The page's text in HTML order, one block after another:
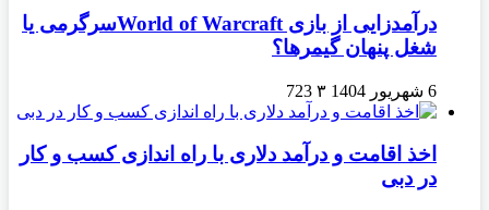
درآمدزایی از بازی World of Warcraftسرگرمی یا
شغل پنهان گیمرها؟
6 شهریور 1404 ۳ 723
اخذ اقامت و درآمد دلاری با راه اندازی کسب و کار
در دبی